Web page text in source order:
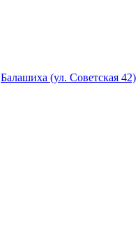
Балашиха (ул. Советская 42)